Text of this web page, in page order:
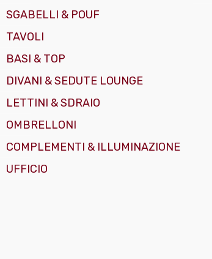
SGABELLI & POUF
TAVOLI
BASI & TOP
DIVANI & SEDUTE LOUNGE
LETTINI & SDRAIO
OMBRELLONI
COMPLEMENTI & ILLUMINAZIONE
UFFICIO